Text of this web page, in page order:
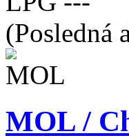
(Posledná
MOL /